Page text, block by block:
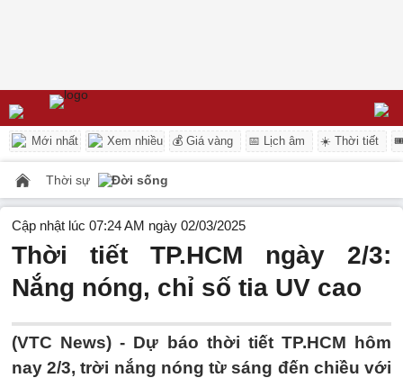
Mới nhất Xem nhiều 💰 Giá vàng 📅 Lịch âm ☀️ Thời tiết
Thời sự Đời sống
Cập nhật lúc 07:24 AM ngày 02/03/2025
Thời tiết TP.HCM ngày 2/3:
Nắng nóng, chỉ số tia UV cao
(VTC News) - Dự báo thời tiết TP.HCM hôm
nay 2/3, trời nắng nóng từ sáng đến chiều với